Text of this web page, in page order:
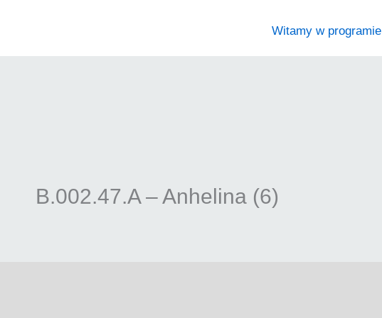
Witamy w programie
B.002.47.A – Anhelina (6)